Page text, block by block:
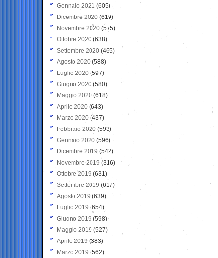
Gennaio 2021 (605)
Dicembre 2020 (619)
Novembre 2020 (575)
Ottobre 2020 (638)
Settembre 2020(465)
Agosto 2020 (588)
Luglio 2020 (597)
Giugno 2020 (580)
Maggio 2020 (618)
Aprile 2020 (643)
Marzo 2020 (437)
Febbraio 2020 (593)
Gennaio 2020 (596)
Dicembre 2019 (542)
Novembre 2019 (316)
Ottobre 2019 (631)
Settembre 2019 (617)
Agosto 2019 (639)
Luglio 2019 (654)
Giugno 2019 (598)
Maggio 2019 (527)
Aprile 2019 (383)
Marzo 2019 (562)